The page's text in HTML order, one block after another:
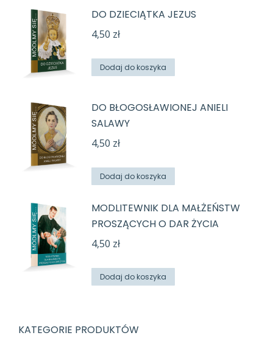
DO DZIECIĄTKA JEZUS
4,50 zł
Dodaj do koszyka
DO BŁOGOSŁAWIONEJ ANIELI
SALAWY
4,50 zł
Dodaj do koszyka
MODLITEWNIK DLA MAŁŻEŃSTW
PROSZĄCYCH O DAR ŻYCIA
4,50 zł
Dodaj do koszyka
KATEGORIE PRODUKTÓW